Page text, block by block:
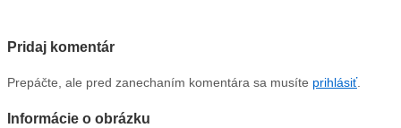
Pridaj komentár
Prepáčte, ale pred zanechaním komentára sa musíte prihlásiť.
Informácie o obrázku